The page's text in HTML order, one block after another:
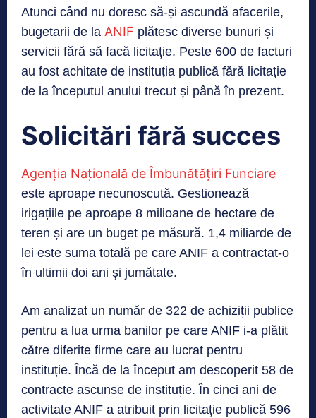
Atunci când nu doresc să-și ascundă afacerile,
bugetarii de la ANIF plătesc diverse bunuri și
servicii fără să facă licitație. Peste 600 de facturi
au fost achitate de instituția publică fără licitație
de la începutul anului trecut și până în prezent.
Solicitări fără succes
Agenția Națională de Îmbunătățiri Funciare
este aproape necunoscută. Gestionează
irigațiile pe aproape 8 milioane de hectare de
teren și are un buget pe măsură. 1,4 miliarde de
lei este suma totală pe care ANIF a contractat-o
în ultimii doi ani și jumătate.
Am analizat un număr de 322 de achiziții publice
pentru a lua urma banilor pe care ANIF i-a plătit
către diferite firme care au lucrat pentru
instituție. Încă de la început am descoperit 58 de
contracte ascunse de instituție. În cinci ani de
activitate ANIF a atribuit prin licitație publică 596